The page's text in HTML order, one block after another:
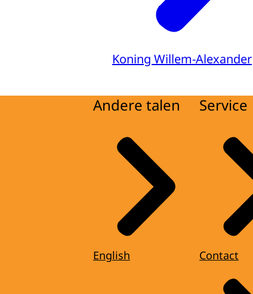
Koning Willem-Alexander
Andere talen
English
Service
Contact